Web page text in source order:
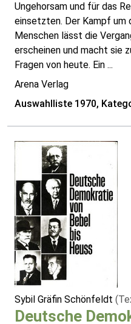
Ungehorsam und für das
einsetzten. Der Kampf um
Menschen lässt die
erscheinen und macht sie
Fragen von heute. Ein ...
Arena Verlag
Auswahlliste 1970,
Sybil Gräfin Schönfeldt
Deutsche